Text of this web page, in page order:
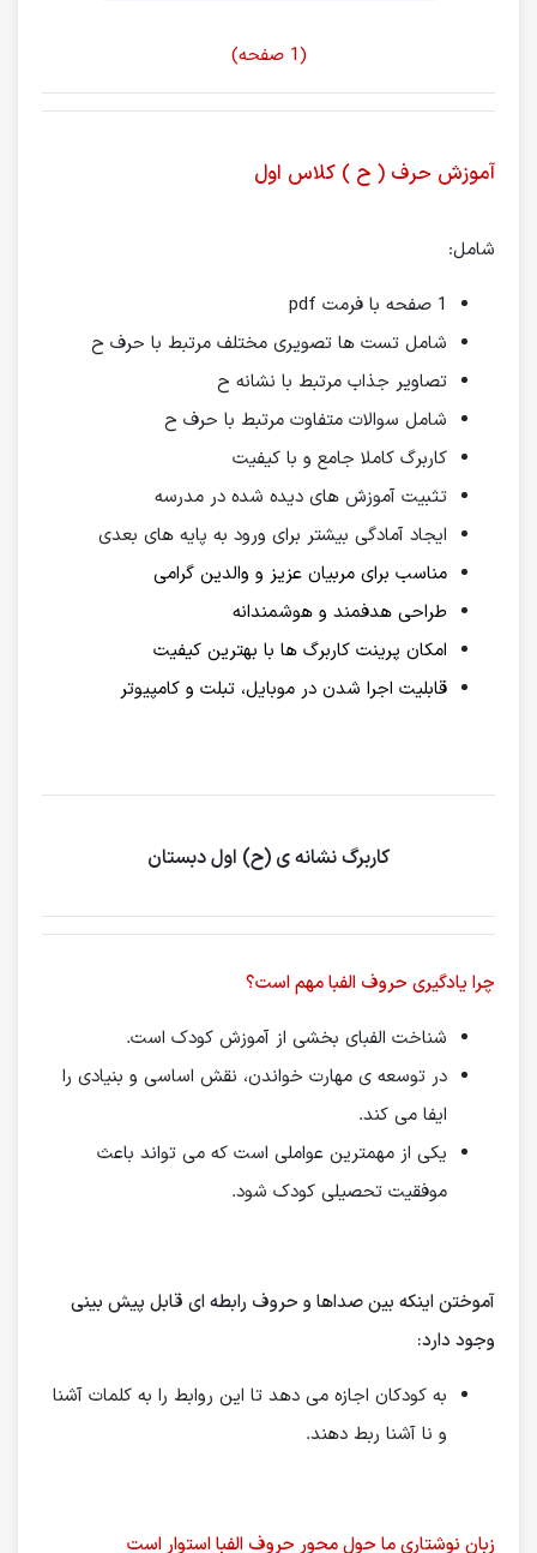
(1 صفحه)
آموزش حرف ( ح ) کلاس اول
شامل:
1 صفحه با فرمت pdf
شامل تست ها تصویری مختلف مرتبط با حرف ح
تصاویر جذاب مرتبط با نشانه ح
شامل سوالات متفاوت مرتبط با حرف ح
کاربرگ کاملا جامع و با کیفیت
تثبیت آموزش های دیده شده در مدرسه
ایجاد آمادگی بیشتر برای ورود به پایه های بعدی
مناسب برای مربیان عزیز و والدین گرامی
طراحی هدفمند و هوشمندانه
امکان پرینت کاربرگ ها با بهترین کیفیت
قابلیت اجرا شدن در موبایل، تبلت و کامپیوتر
کاربرگ نشانه ی (ح) اول دبستان
چرا یادگیری حروف الفبا مهم است؟
شناخت الفبای بخشی از آموزش کودک است.
در توسعه ی مهارت خواندن، نقش اساسی و بنیادی را
ایفا می کند.
یکی از مهمترین عواملی است که می تواند باعث
موفقیت تحصیلی کودک شود.
آموختن اینكه بین صداها و حروف رابطه ای قابل پیش بینی
وجود دارد:
به كودكان اجازه می دهد تا این روابط را به كلمات آشنا
و نا آشنا ربط دهند.
زبان نوشتاری ما حول محور حروف الفبا استوار است